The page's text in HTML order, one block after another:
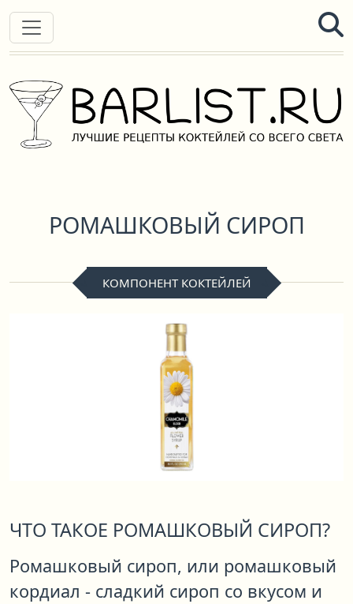
РОМАШКОВЫЙ СИРОП
КОМПОНЕНТ КОКТЕЙЛЕЙ
ЧТО ТАКОЕ РОМАШКОВЫЙ СИРОП?
Ромашковый сироп, или ромашковый
кордиал - сладкий сироп со вкусом и